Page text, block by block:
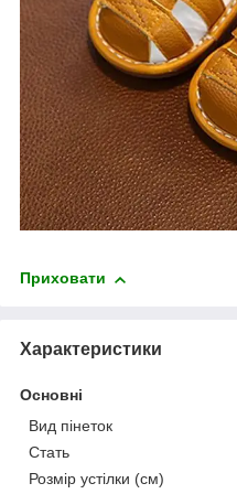
Приховати
Характеристики
Основні
Вид пінеток
Стать
Розмір устілки (см)